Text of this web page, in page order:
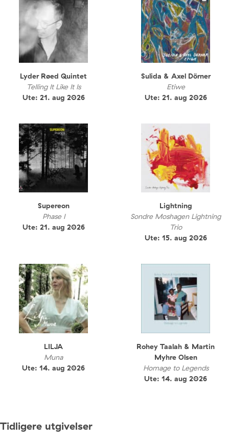
Lyder Røed Quintet
Telling It Like It Is
Ute: 21. aug 2026
Sulida & Axel Dörner
Etiwe
Ute: 21. aug 2026
Supereon
Phase I
Ute: 21. aug 2026
Lightning
Sondre Moshagen Lightning
Trio
Ute: 15. aug 2026
LILJA
Muna
Ute: 14. aug 2026
Rohey Taalah & Martin
Myhre Olsen
Homage to Legends
Ute: 14. aug 2026
Tidligere utgivelser